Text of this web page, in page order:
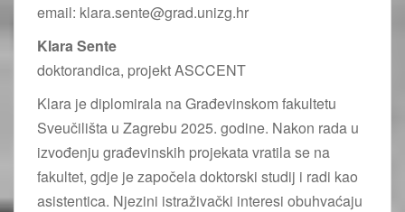
email: klara.sente@grad.unizg.hr
Klara Sente
doktorandica, projekt ASCCENT
Klara je diplomirala na Građevinskom fakultetu
Sveučilišta u Zagrebu 2025. godine. Nakon rada u
izvođenju građevinskih projekata vratila se na
fakultet, gdje je započela doktorski studij i radi kao
asistentica. Njezini istraživački interesi obuhvaćaju